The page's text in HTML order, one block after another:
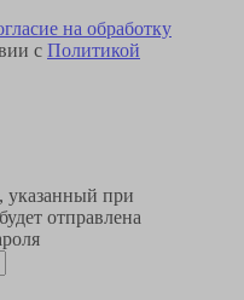
на обработку
с Политикой
указанный при
отправлена